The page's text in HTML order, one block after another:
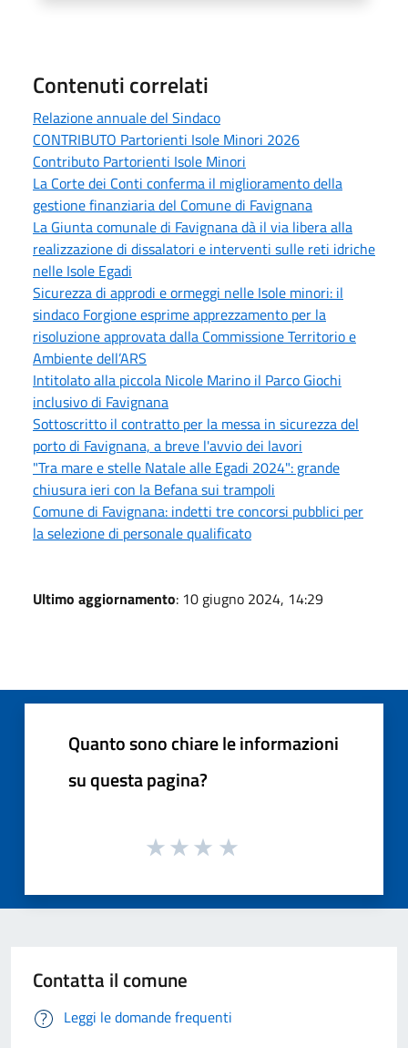
Contenuti correlati
Relazione annuale del Sindaco
CONTRIBUTO Partorienti Isole Minori 2026
Contributo Partorienti Isole Minori
La Corte dei Conti conferma il miglioramento della
gestione finanziaria del Comune di Favignana
La Giunta comunale di Favignana dà il via libera alla
realizzazione di dissalatori e interventi sulle reti idriche
nelle Isole Egadi
Sicurezza di approdi e ormeggi nelle Isole minori: il
sindaco Forgione esprime apprezzamento per la
risoluzione approvata dalla Commissione Territorio e
Ambiente dell’ARS
Intitolato alla piccola Nicole Marino il Parco Giochi
inclusivo di Favignana
Sottoscritto il contratto per la messa in sicurezza del
porto di Favignana, a breve l'avvio dei lavori
"Tra mare e stelle Natale alle Egadi 2024": grande
chiusura ieri con la Befana sui trampoli
Comune di Favignana: indetti tre concorsi pubblici per
la selezione di personale qualificato
Ultimo aggiornamento: 10 giugno 2024, 14:29
Quanto sono chiare le informazioni
su questa pagina?
Contatta il comune
Leggi le domande frequenti